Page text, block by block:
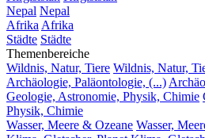
Nepal Nepal
Afrika Afrika
Städte Städte
Themenbereiche
Wildnis, Natur, Tiere Wildnis, Natur,
Archäologie, Paläontologie, (...)
Geologie, Astronomie, Physik, Chimie
Physik, Chimie
Wasser, Meere & Ozeane Wasser,